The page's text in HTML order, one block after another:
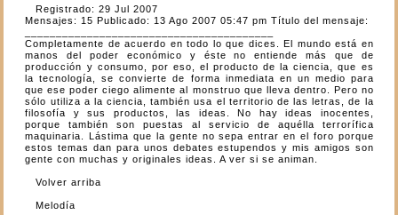
Registrado: 29 Jul 2007
Mensajes: 15 Publicado: 13 Ago 2007 05:47 pm Título del mensaje:
Completamente de acuerdo en todo lo que dices. El mundo está en
manos del poder económico y éste no entiende más que de
producción y consumo, por eso, el producto de la ciencia, que es
la tecnología, se convierte de forma inmediata en un medio para
que ese poder ciego alimente al monstruo que lleva dentro. Pero no
sólo utiliza a la ciencia, también usa el territorio de las letras, de la
filosofía y sus productos, las ideas. No hay ideas inocentes,
porque también son puestas al servicio de aquélla terrorífica
maquinaria. Lástima que la gente no sepa entrar en el foro porque
estos temas dan para unos debates estupendos y mis amigos son
gente con muchas y originales ideas. A ver si se animan.
Volver arriba
Melodía